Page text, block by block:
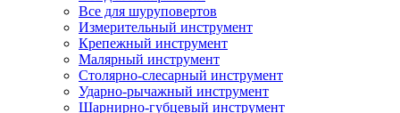
Все для шуруповертов
Измерительный инструмент
Крепежный инструмент
Малярный инструмент
Столярно-слесарный инструмент
Ударно-рычажный инструмент
Шарнирно-губцевый инструмент